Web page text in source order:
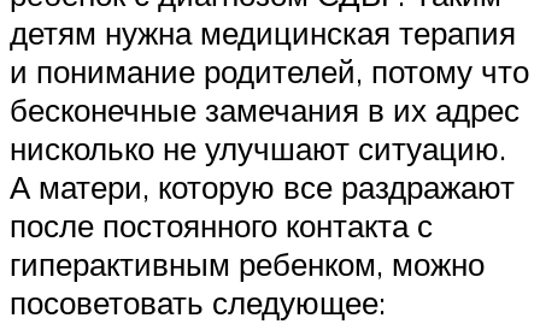
детям нужна медицинская терапия
и понимание родителей, потому что
бесконечные замечания в их адрес
нисколько не улучшают ситуацию.
А матери, которую все раздражают
после постоянного контакта с
гиперактивным ребенком, можно
посоветовать следующее: